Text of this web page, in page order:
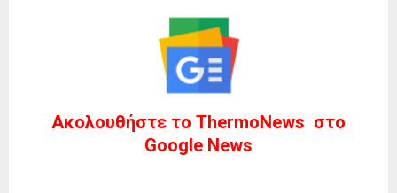
Ακολουθήστε το ThermoNews στο
Google News